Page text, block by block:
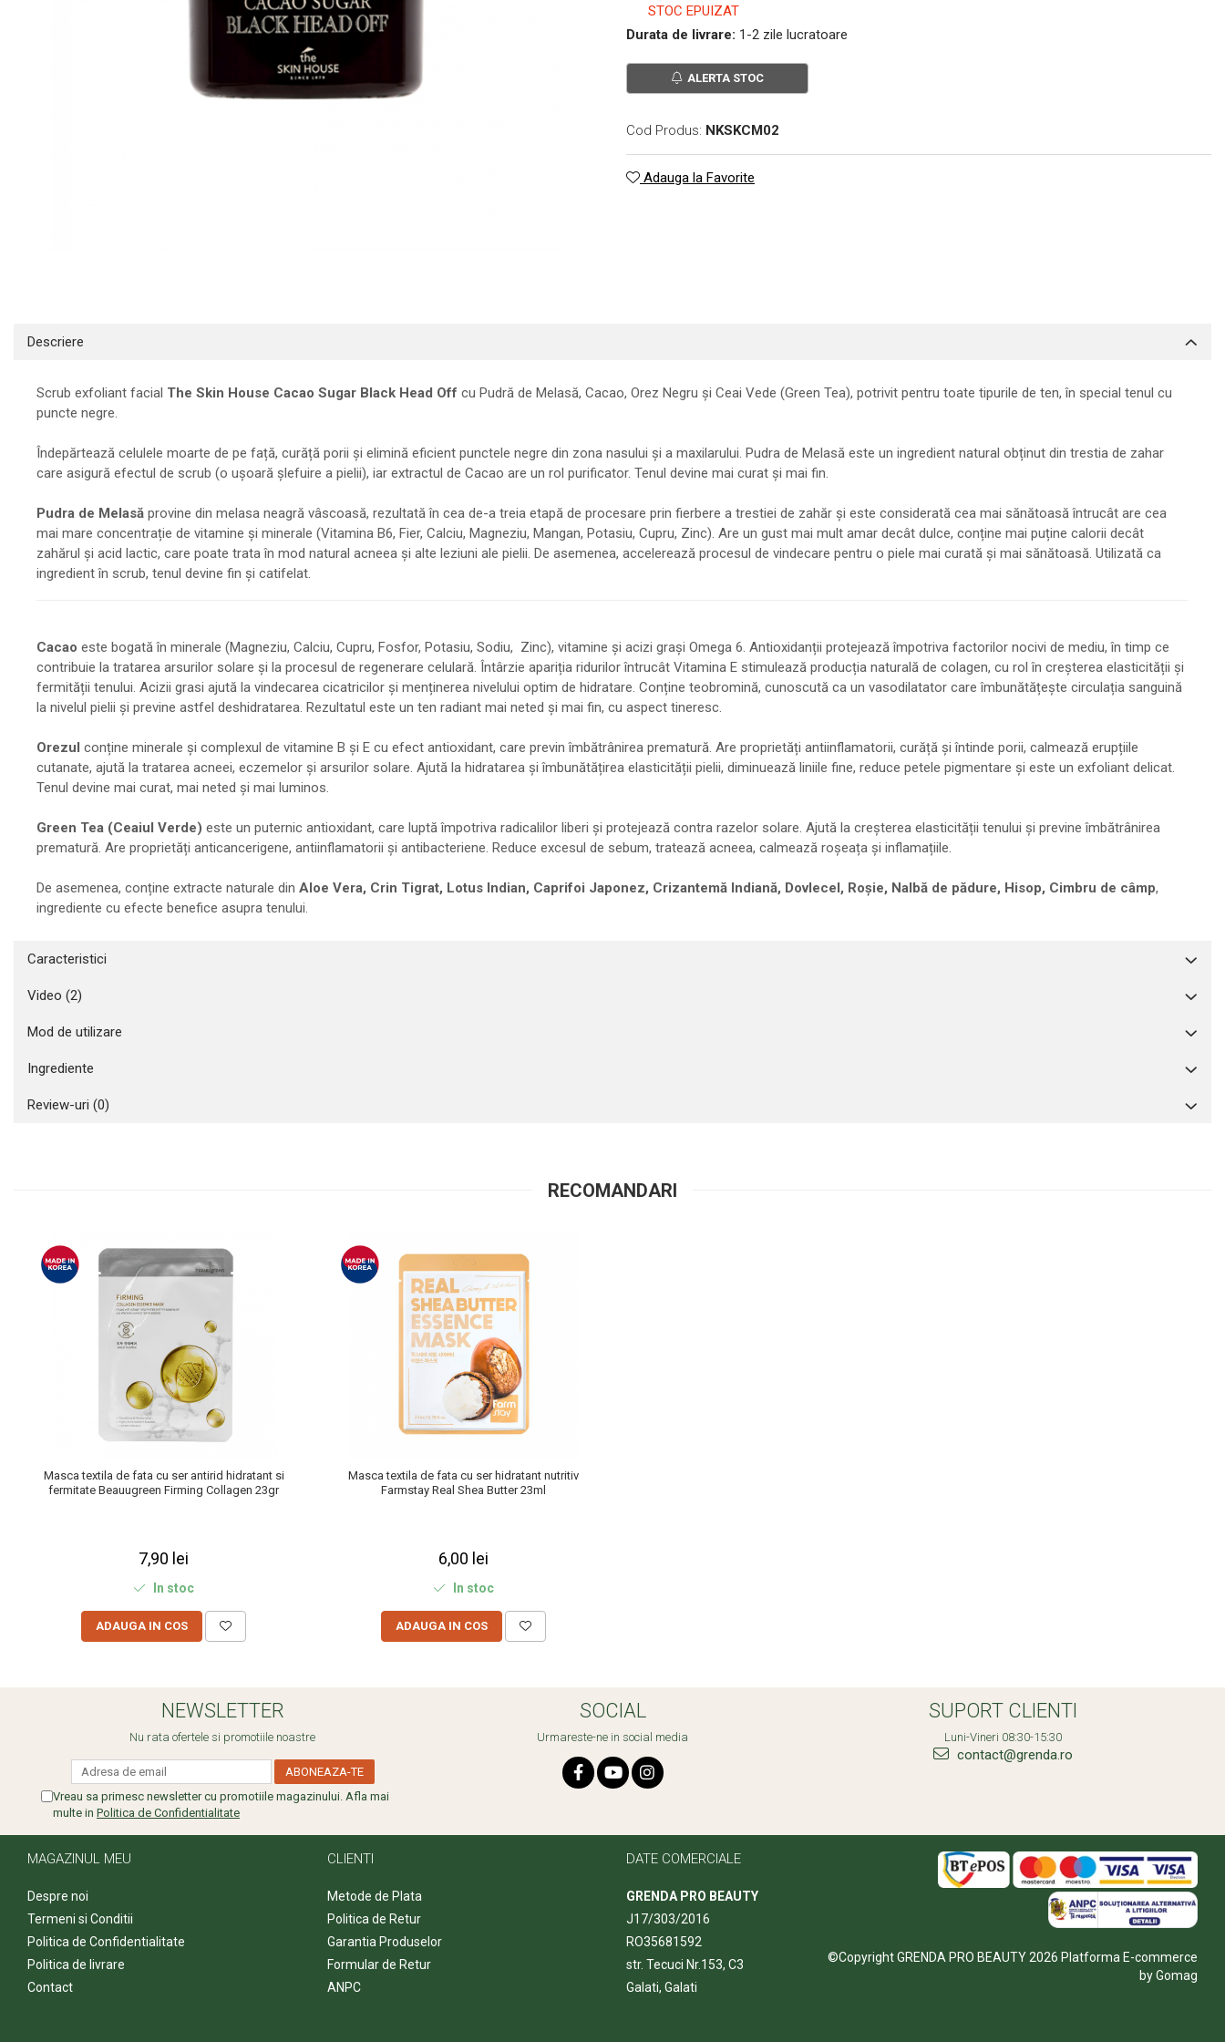
STOC EPUIZAT
Durata de livrare: 1-2 zile lucratoare
ALERTA STOC
Cod Produs: NKSKCM02
Adauga la Favorite
Descriere
Scrub exfoliant facial The Skin House Cacao Sugar Black Head Off cu Pudră de Melasă, Cacao, Orez Negru și Ceai Vede (Green Tea), potrivit pentru toate tipurile de ten, în special tenul cu
puncte negre.
Îndepărtează celulele moarte de pe față, curăță porii și elimină eficient punctele negre din zona nasului și a maxilarului. Pudra de Melasă este un ingredient natural obținut din trestia de zahar
care asigură efectul de scrub (o ușoară șlefuire a pielii), iar extractul de Cacao are un rol purificator. Tenul devine mai curat și mai fin.
Pudra de Melasă provine din melasa neagră vâscoasă, rezultată în cea de-a treia etapă de procesare prin fierbere a trestiei de zahăr și este considerată cea mai sănătoasă întrucât are cea
mai mare concentrație de vitamine și minerale (Vitamina B6, Fier, Calciu, Magneziu, Mangan, Potasiu, Cupru, Zinc). Are un gust mai mult amar decât dulce, conține mai puține calorii decât
zahărul și acid lactic, care poate trata în mod natural acneea și alte leziuni ale pielii. De asemenea, accelerează procesul de vindecare pentru o piele mai curată și mai sănătoasă. Utilizată ca
ingredient în scrub, tenul devine fin și catifelat.
Cacao este bogată în minerale (Magneziu, Calciu, Cupru, Fosfor, Potasiu, Sodiu, Zinc), vitamine și acizi grași Omega 6. Antioxidanții protejează împotriva factorilor nocivi de mediu, în timp ce
contribuie la tratarea arsurilor solare și la procesul de regenerare celulară. Întârzie apariția ridurilor întrucât Vitamina E stimulează producția naturală de colagen, cu rol în creșterea elasticității și
fermității tenului. Acizii grasi ajută la vindecarea cicatricilor și menținerea nivelului optim de hidratare. Conține teobromină, cunoscută ca un vasodilatator care îmbunătățește circulația sanguină
la nivelul pielii și previne astfel deshidratarea. Rezultatul este un ten radiant mai neted și mai fin, cu aspect tineresc.
Orezul conține minerale și complexul de vitamine B și E cu efect antioxidant, care previn îmbătrânirea prematură. Are proprietăți antiinflamatorii, curăță și întinde porii, calmează erupțiile
cutanate, ajută la tratarea acneei, eczemelor și arsurilor solare. Ajută la hidratarea și îmbunătățirea elasticității pielii, diminuează liniile fine, reduce petele pigmentare și este un exfoliant delicat.
Tenul devine mai curat, mai neted și mai luminos.
Green Tea (Ceaiul Verde) este un puternic antioxidant, care luptă împotriva radicalilor liberi și protejează contra razelor solare. Ajută la creșterea elasticității tenului și previne îmbătrânirea
prematură. Are proprietăți anticancerigene, antiinflamatorii și antibacteriene. Reduce excesul de sebum, tratează acneea, calmează roșeața și inflamațiile.
De asemenea, conține extracte naturale din Aloe Vera, Crin Tigrat, Lotus Indian, Caprifoi Japonez, Crizantemă Indiană, Dovlecel, Roșie, Nalbă de pădure, Hisop, Cimbru de câmp,
ingrediente cu efecte benefice asupra tenului.
Caracteristici
Video (2)
Mod de utilizare
Ingrediente
Review-uri (0)
RECOMANDARI
Masca textila de fata cu ser antirid hidratant si
fermitate Beauugreen Firming Collagen 23gr
7,90 lei
In stoc
ADAUGA IN COS
Masca textila de fata cu ser hidratant nutritiv
Farmstay Real Shea Butter 23ml
6,00 lei
In stoc
ADAUGA IN COS
NEWSLETTER
Nu rata ofertele si promotiile noastre
Vreau sa primesc newsletter cu promotiile magazinului. Afla mai
multe in Politica de Confidentialitate
SOCIAL
Urmareste-ne in social media
SUPORT CLIENTI
Luni-Vineri 08:30-15:30
contact@grenda.ro
MAGAZINUL MEU
Despre noi
Termeni si Conditii
Politica de Confidentialitate
Politica de livrare
Contact
CLIENTI
Metode de Plata
Politica de Retur
Garantia Produselor
Formular de Retur
ANPC
DATE COMERCIALE
GRENDA PRO BEAUTY
J17/303/2016
RO35681592
str. Tecuci Nr.153, C3
Galati, Galati
©Copyright GRENDA PRO BEAUTY 2026 Platforma E-commerce
by Gomag